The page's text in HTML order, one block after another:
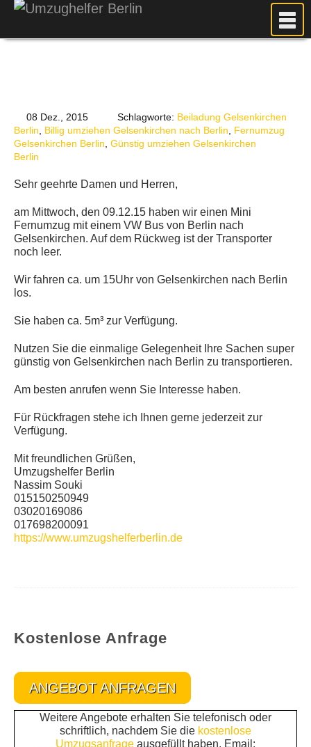
FOTOS
UMZUGSPLANUNG
AKTUELLES
BLOG
UMZUGSKOSTEN RECHNER
08 Dez., 2015 Schlagworte: Beiladung Gelsenkirchen
Berlin
Billig umziehen Gelsenkirchen nach Berlin
Fernumzug
Gelsenkirchen Berlin Günstig umziehen Gelsenkirchen
Berlin
Sehr geehrte Damen und Herren,
am Mittwoch, den 09.12.15 haben wir einen Mini
Fernumzug mit einem VW Bus von Berlin nach
Gelsenkirchen. Auf dem Rückweg ist der Transporter
noch leer.
Wir fahren ca. um 15Uhr von Gelsenkirchen nach Berlin
los.
Sie haben ca. 5m³ zur Verfügung.
Nutzen Sie die einmalige Gelegenheit Ihre Sachen super
günstig von Gelsenkirchen nach Berlin zu transportieren.
Am besten anrufen wenn Sie Interesse haben.
Für Rückfragen stehe ich Ihnen gerne jederzeit zur
Verfügung.
Mit freundlichen Grüßen,
Umzugshelfer Berlin
Nassim Souki
015150250949
03020169086
017698200091
https://www.umzugshelferberlin.de
Kostenlose Anfrage
ANGEBOT ANFRAGEN
Weitere Angebote erhalten Sie telefonisch oder
schriftlich, nachdem Sie die kostenlose
Umzugsanfrage ausgefüllt haben. Email: